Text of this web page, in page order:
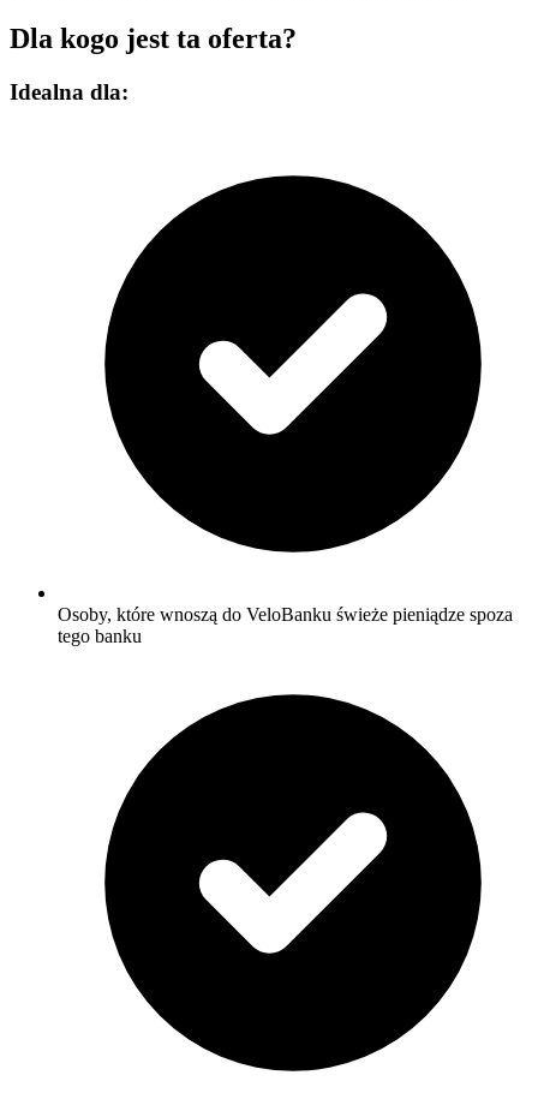
Dla kogo jest ta oferta?
Idealna dla:
Osoby, które wnoszą do VeloBanku świeże pieniądze spoza
tego banku